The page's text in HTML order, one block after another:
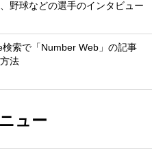
野球などの選手のインタビュー
検索で「Number Web」の記事
法
ュー